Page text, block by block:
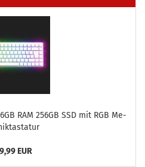
RAM 256GB SSD mit RGB Me­
EUR